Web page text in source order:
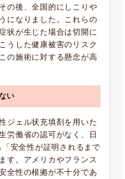
の後、全国的にしこりや
になりました。これらの
状が生じた場合は切開に
うした健康被害のリスク
の施術に対する懸念が高
い
ジェル状充填剤を用いた
労働省の認可がなく、日
安全性が証明されるまで
す。アメリカやフランス
全性の根拠が不十分であ